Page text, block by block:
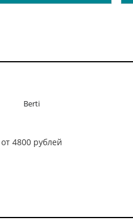
Berti
от 4800 рублей